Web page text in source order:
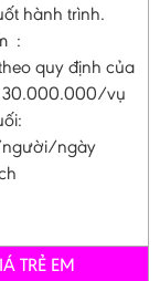
hành trình.
:
quy định của
30.000.000/vụ
ngày
TRẺ EM